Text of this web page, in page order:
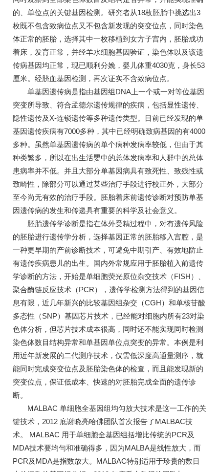
的、单位点的关键基因检测。研究者从18枚胚胎中挑选出3
枚既不包含致病位点又不包含新发现的突变位点，同时染色
体正常的胚胎，选择其中一枚移植到女方子宫内，胚胎成功
着床，发育正常，并经羊水细胞基因验证，染色体以及该遗
传病基因均正常，现已顺利分娩，婴儿体重4030克，身长53
厘米。经脐血基因检测，再次证实不含致病位点。
单基因遗传病是指由基因组DNA上一个或一对等位基因
突变所导致、符合孟德尔遗传规律的疾病，包括显性遗传、
隐性遗传及X-连锁遗传等多种遗传类型。目前已经发现的单
基因遗传疾病有7000多种，其中已经明确致病基因的有4000
多种。虽然单基因遗传病的单个病种发病率较低，但由于其
种类繁多，所以在出生活婴中的总体发病率和人群中的总体
患病率并不低。并且大部分单基因病具有致死性、致残性或
致畸性，除部分可以通过某些治疗手段进行校正外，大部分
至今尚无有效的治疗手段。胚胎着床前遗传诊断对预防单基
因遗传病的发生和传递具有重要的科学及社会意义。
胚胎遗传学诊断是指在体外受精过程中，对有遗传风险
的胚胎进行遗传学分析，选择基因正常的胚胎移入宫腔，是
一种更早期的产前诊断技术，可避免中期引产、有效地防止
有遗传疾病患儿的出生。国内外常规应用于胚胎植入前遗传
学诊断的方法，开始是单细胞荧光原位杂交技术（FISH）、
聚合酶链反应技术（PCR），遗传学检测方法得到的基因信
息有限，近几年新兴的比较基因组杂交（CGH）和单核苷酸
多态性（SNP）基因芯片技术，已经能对细胞内所有23对染
色体分析，但芯片技术成本很高，同时还不能实现同时检测
染色体数目结构异常和单基因单位点突变的异常。本例是利
用近年新发展的二代测序技术，仅需低深度高通量测序，就
能同时完成突变位点及胚胎染色体的检查，而且能发现新的
突变位点，保证低成本、快速的对胚胎完成全面的遗传诊
断。
MALBAC 单细胞全基因组均匀放大技术是这一工作的关
键技术，2012 底谢晓亮哈佛团队首次报告了MALBAC技
术。 MALBAC 用于单细胞全基因组括增比传统的PCR及
MDA技术要均勻和准确得多，因为MALBA是线性放大，而
PCR及MDA是指数放大。MALBAC特别适用于珍贵的数目